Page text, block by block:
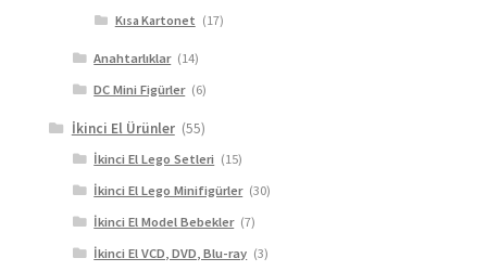
Kısa Kartonet (17)
Anahtarlıklar (14)
DC Mini Figürler (6)
İkinci El Ürünler (55)
İkinci El Lego Setleri (15)
İkinci El Lego Minifigürler (30)
İkinci El Model Bebekler (7)
İkinci El VCD, DVD, Blu-ray (3)